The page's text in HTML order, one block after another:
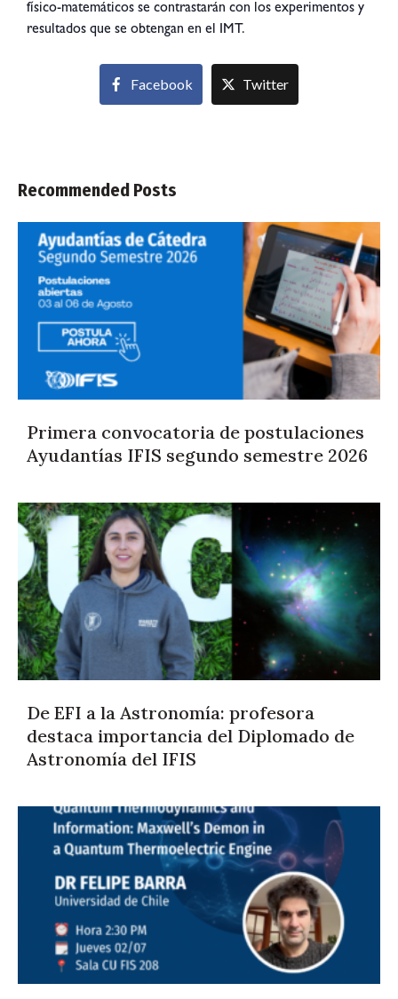
físico-matemáticos se contrastarán con los experimentos y
resultados que se obtengan en el IMT.
Facebook Twitter
Recommended Posts
Primera convocatoria de postulaciones
Ayudantías IFIS segundo semestre 2026
De EFI a la Astronomía: profesora
destaca importancia del Diplomado de
Astronomía del IFIS